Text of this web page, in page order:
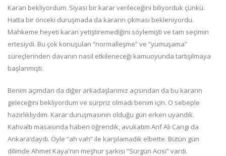
Kararı bekliyordum. Siyasi bir karar verileceğini biliyorduk çünkü.
Hatta bir önceki duruşmada da kararın çıkması bekleniyordu.
Mahkeme heyeti kararı yetiştiremediğini söylemişti ve tam seçimin
ertesiydi. Bu çok konuşulan “normalleşme” ve “yumuşama”
süreçlerinden davanın nasıl etkileneceği kamuoyunda tartışılmaya
başlanmıştı.
Benim açımdan da diğer arkadaşlarımız açısından da bu kararın
geleceğini bekliyordum ve sürpriz olmadı benim için. O sebeple
hazırlıklıydım. Karar duruşmasının olduğu gün erken uyandık.
Kahvaltı masasında haberi öğrendik, avukatım Arif Ali Cangı da
Ankara’daydı. Öyle “ah vah” ile karşılamadık elbette. Bütün gün
dilimde Ahmet Kaya'nın meşhur şarkısı “Sürgün Acısı” vardı.